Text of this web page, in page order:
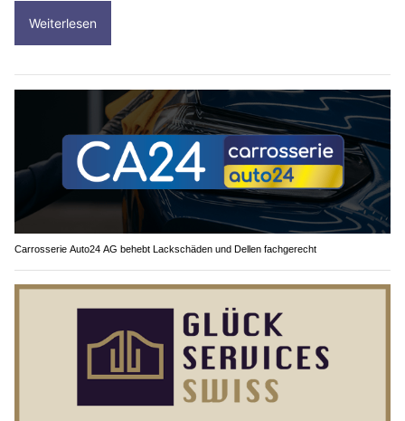
Weiterlesen
Carrosserie Auto24 AG behebt Lackschäden und Dellen fachgerecht